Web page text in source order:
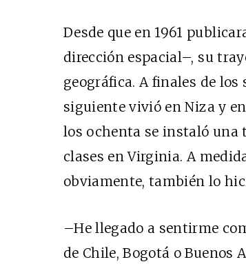
Desde que en 1961
dirección espacial–, su
geográfica. A finales de los
siguiente vivió en Niza y
los ochenta se instaló una
clases en Virginia. A
obviamente, también lo
–He llegado a sentirme
de Chile, Bogotá o Buenos